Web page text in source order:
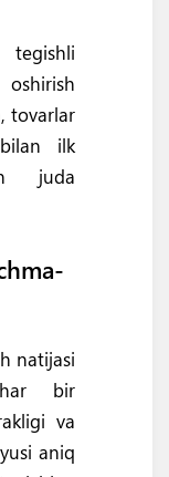
tegishli
tovarlar
ilk
juda
natijasi
har bir
va
aniq